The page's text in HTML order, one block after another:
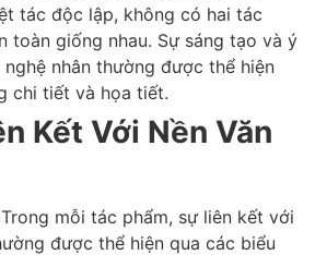
tác độc lập, không có hai tác
toàn giống nhau. Sự sáng tạo và ý
nhân thường được thể hiện
chi tiết và họa tiết.
Kết Với Nền Văn
Trong mỗi tác phẩm, sự liên kết với
được thể hiện qua các biểu